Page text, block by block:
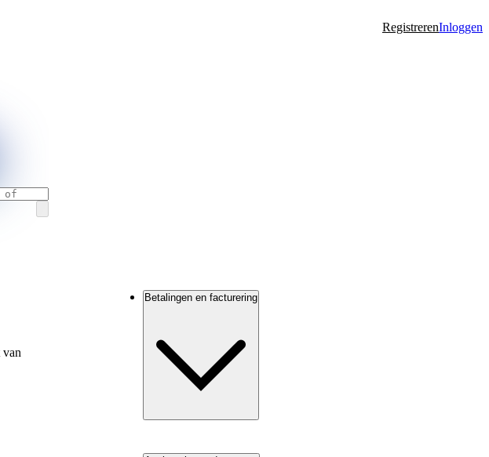
RegistrerenInloggen
van
Betalingen en facturering